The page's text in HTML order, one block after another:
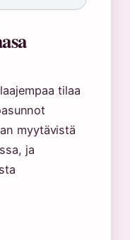
tilaa
myytävistä
ja